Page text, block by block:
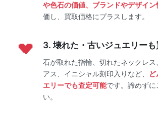
や色石の価値、ブランドやデザイン
価し、買取価格にプラスします。
3. 壊れた・古いジュエリー
石が取れた指輪、切れたネックレ
アス、イニシャル刻印入りなど、
エリーでも査定可能です。諦めずに
い。